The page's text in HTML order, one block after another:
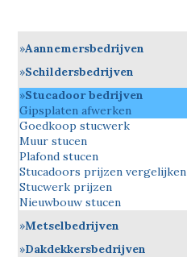
Aannemersbedrijven
Schildersbedrijven
Stucadoor bedrijven
Gipsplaten afwerken
Goedkoop stucwerk
Muur stucen
Plafond stucen
Stucadoors prijzen vergelijken
Stucwerk prijzen
Nieuwbouw stucen
Metselbedrijven
Dakdekkersbedrijven